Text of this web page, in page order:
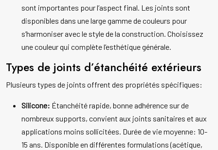
sont importantes pour l’aspect final. Les joints sont
disponibles dans une large gamme de couleurs pour
s’harmoniser avec le style de la construction. Choisissez
une couleur qui complète l’esthétique générale.
Types de joints d’étanchéité extérieurs
Plusieurs types de joints offrent des propriétés spécifiques:
Silicone: Étanchéité rapide, bonne adhérence sur de
nombreux supports, convient aux joints sanitaires et aux
applications moins sollicitées. Durée de vie moyenne: 10-
15 ans. Disponible en différentes formulations (acétique,